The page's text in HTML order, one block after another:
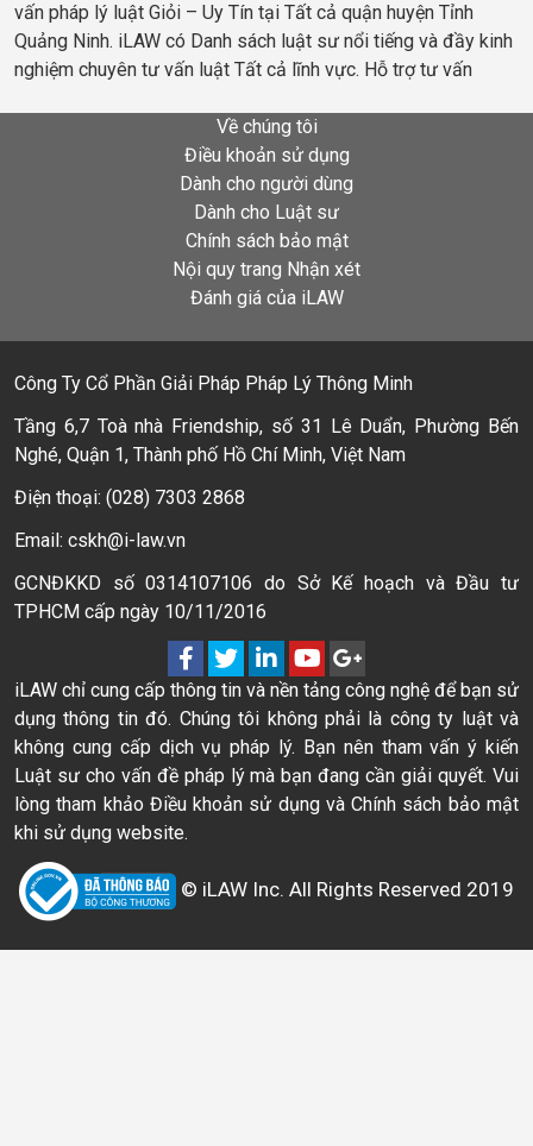
vấn pháp lý luật Giỏi – Uy Tín tại Tất cả quận huyện Tỉnh
Quảng Ninh. iLAW có Danh sách luật sư nổi tiếng và đầy kinh
nghiệm chuyên tư vấn luật Tất cả lĩnh vực. Hỗ trợ tư vấn
Về chúng tôi
Điều khoản sử dụng
Dành cho người dùng
Dành cho Luật sư
Chính sách bảo mật
Nội quy trang Nhận xét
Đánh giá của iLAW
Công Ty Cổ Phần Giải Pháp Pháp Lý Thông Minh
Tầng 6,7 Toà nhà Friendship, số 31 Lê Duẩn, Phường Bến
Nghé, Quận 1, Thành phố Hồ Chí Minh, Việt Nam
Điện thoại: (028) 7303 2868
Email: cskh@i-law.vn
GCNĐKKD số 0314107106 do Sở Kế hoạch và Đầu tư
TPHCM cấp ngày 10/11/2016
iLAW chỉ cung cấp thông tin và nền tảng công nghệ để bạn sử
dụng thông tin đó. Chúng tôi không phải là công ty luật và
không cung cấp dịch vụ pháp lý. Bạn nên tham vấn ý kiến
Luật sư cho vấn đề pháp lý mà bạn đang cần giải quyết. Vui
lòng tham khảo Điều khoản sử dụng và Chính sách bảo mật
khi sử dụng website.
© iLAW Inc. All Rights Reserved 2019